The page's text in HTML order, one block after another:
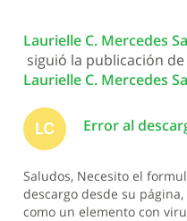
Laurielle C. Mercedes
siguió la publicación de
Laurielle C. Mercedes
LC Error al
Saludos, Necesito el
descargo desde su
como un elemento con